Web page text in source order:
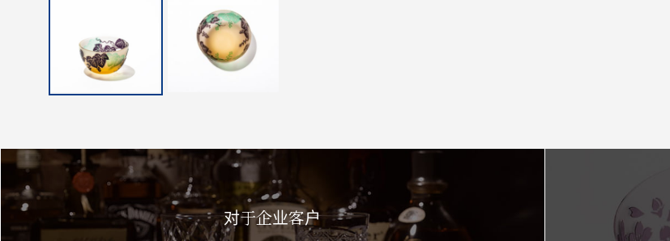
对于企业客户